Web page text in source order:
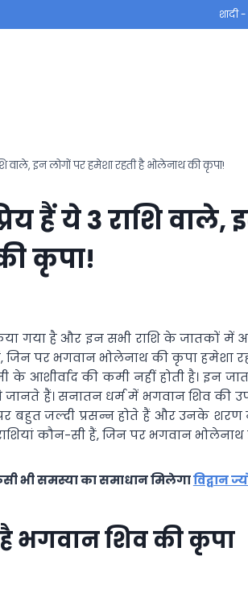
शादी
वाले, इन लोगों पर हमेशा रहती है भोलेनाथ की कृपा!
हैं ये 3 राशि वाले,
कृपा!
गया है और इन सभी राशि के जातकों
जिन पर भगवान भोलेनाथ की कृपा हमेशा
के आशीर्वाद की कमी नहीं होती है। इन
हैं। सनातन धर्म में भगवान शिव की
बहुत जल्दी प्रसन्न होते हैं और उनके शरण
कौन-सी हैं, जिन पर भगवान
भी समस्या का समाधान मिलेगाविद्वान
है भगवान शिव की कृपा